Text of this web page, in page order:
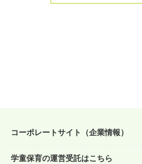
コーポレートサイト（企業情報）
学童保育の運営受託はこちら